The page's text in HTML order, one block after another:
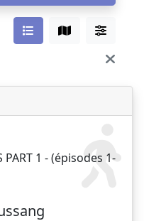
PART 1 - (épisodes 1-